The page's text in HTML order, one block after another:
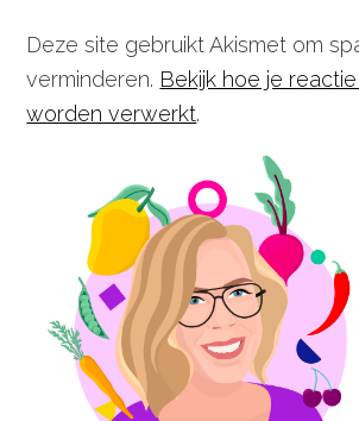
Deze site gebruikt Akismet om
verminderen. Bekijk hoe je
worden verwerkt.